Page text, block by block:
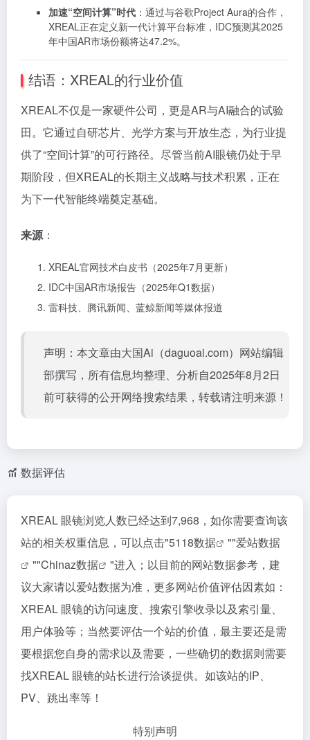
加速“空间计算”时代 ：通过与谷歌Project Aura的合作，
XREAL正在定义新一代计算平台标准，IDC预测其2025
年中国AR市场份额将达47.2%。
结语：XREAL的行业价值
XREAL不仅是一家硬件公司，更是AR与AI融合的试验
田。它通过自研芯片、光学方案与开放生态，为行业提
供了“空间计算”的可行路径。尽管当前AI眼镜仍处于早
期阶段，但XREAL的长期主义战略与技术积累，正在
为下一代智能终端奠定基础。
来源：
XREAL官网技术白皮书（2025年7月更新）
IDC中国AR市场报告（2025年Q1数据）
雷科技、腾讯新闻、蓝鲸新闻等媒体报道
声明：本文章由大国Ai（daguoai.com）网站编辑
部撰写，所有信息均整理、分析自2025年8月2日
前可获得的公开网络搜索结果，转载请注明来源！
数据评估
XREAL 眼镜浏览人数已经达到7,968，如你需要查询该
站的相关权重信息，可以点击"5118数据 ""爱站数据
""Chinaz数据
"进入；以目前的网站数据参考，建
议大家请以爱站数据为准，更多网站价值评估因素如：
XREAL 眼镜的访问速度、搜索引擎收录以及索引量、
用户体验等；当然要评估一个站的价值，最主要还是需
要根据您自身的需求以及需要，一些确切的数据则需要
找XREAL 眼镜的站长进行洽谈提供。如该站的IP、
PV、跳出率等！
特别声明